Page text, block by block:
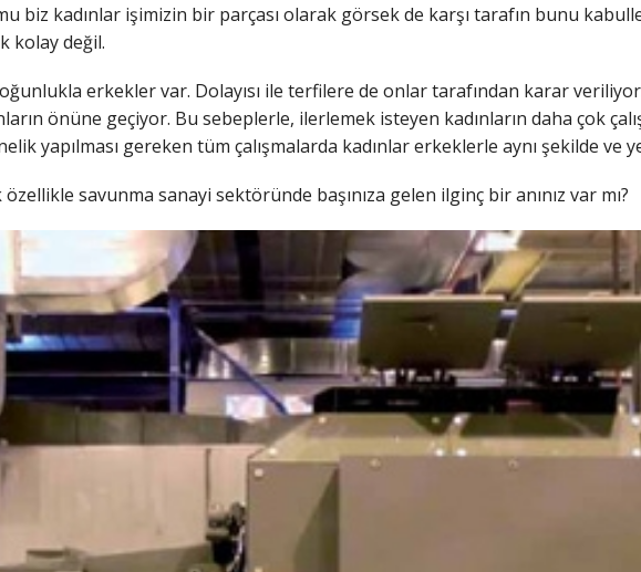
biz kadınlar işimizin bir parçası olarak görsek de karşı tarafın bunu
kolay değil.
erkekler var. Dolayısı ile terfilere de onlar tarafından karar
önüne geçiyor. Bu sebeplerle, ilerlemek isteyen kadınların daha çok
yapılması gereken tüm çalışmalarda kadınlar erkeklerle aynı şekilde
savunma sanayi sektöründe başınıza gelen ilginç bir anınız var mı?